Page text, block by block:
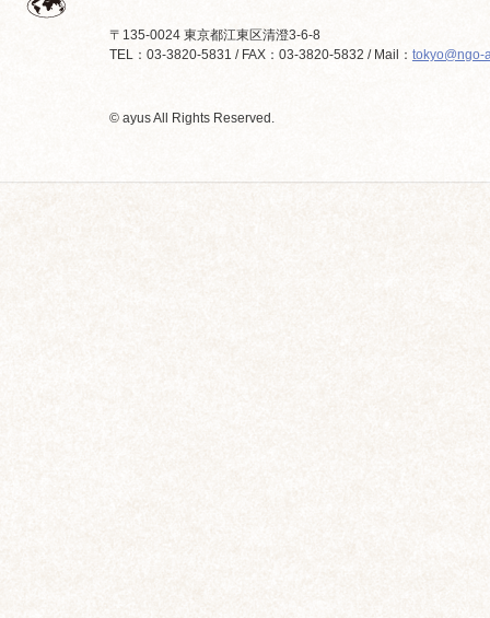
〒135-0024 東京都江東区清澄3-6-8
TEL：03-3820-5831 / FAX：03-3820-5832 / Mail： tokyo@ngo-
© ayus All Rights Reserved.